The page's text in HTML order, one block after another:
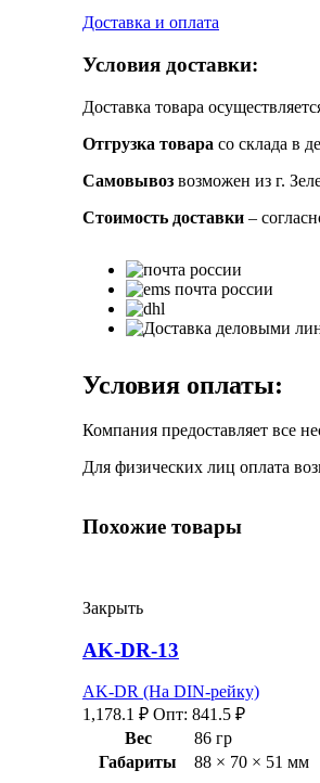
Доставка и оплата
Условия доставки:
Доставка товара
Отгрузка товара со склада в
Самовывоз возможен из г.
Стоимость доставки –
Условия оплаты:
Компания предоставляет все
Для физических лиц оплата
Похожие товары
Закрыть
AK-DR-13
AK-DR (На DIN-рейку)
1,178.1 ₽ Опт: 841.5 ₽
Вес
86 гр
Габариты
88 × 70 × 51 мм